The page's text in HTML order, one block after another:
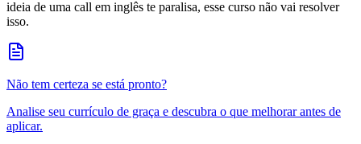
ideia de uma call em inglês te paralisa, esse curso não vai resolver
isso.
Não tem certeza se está pronto?
Analise seu currículo de graça e descubra o que melhorar antes de
aplicar.